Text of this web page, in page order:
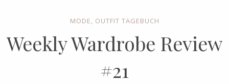
MODE, OUTFIT TAGEBUCH
Weekly Wardrobe Review
#21